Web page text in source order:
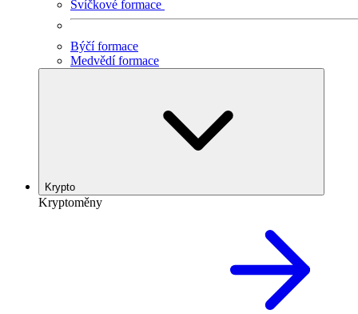
Svíčkové formace
Býčí formace
Medvědí formace
Krypto
Kryptoměny